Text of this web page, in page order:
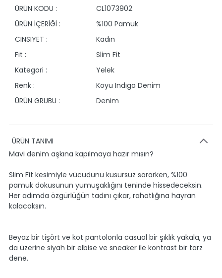
ÜRÜN KODU :
CL1073902
ÜRÜN İÇERİĞİ :
%100 Pamuk
CİNSİYET :
Kadın
Fit :
Slim Fit
Kategori :
Yelek
Renk :
Koyu Indıgo Denim
ÜRÜN GRUBU :
Denim
ÜRÜN TANIMI
Mavi denim aşkına kapılmaya hazır mısın?
Slim Fit kesimiyle vücudunu kusursuz sararken, %100
pamuk dokusunun yumuşaklığını teninde hissedeceksin.
Her adımda özgürlüğün tadını çıkar, rahatlığına hayran
kalacaksın.
Beyaz bir tişört ve kot pantolonla casual bir şıklık yakala, ya
da üzerine siyah bir elbise ve sneaker ile kontrast bir tarz
dene.